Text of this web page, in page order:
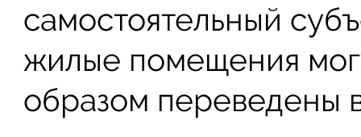
самостоятельный
жилые помещения
образом переведены